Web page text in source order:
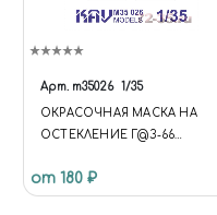
Арт. m35026 1/35
ОКРАСОЧНАЯ МАСКА НА
ОСТЕКЛЕНИЕ Г@З-66
ОСНОВНАЯ
от 180 ₽